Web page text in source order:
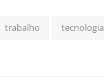
trabalho tecnologia